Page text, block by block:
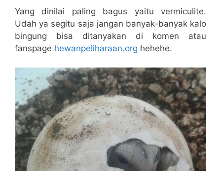
Yang dinilai paling bagus yaitu vermiculite.
Udah ya segitu saja jangan banyak-banyak kalo
bingung bisa ditanyakan di komen atau
fanspage hewanpeliharaan.org hehehe.